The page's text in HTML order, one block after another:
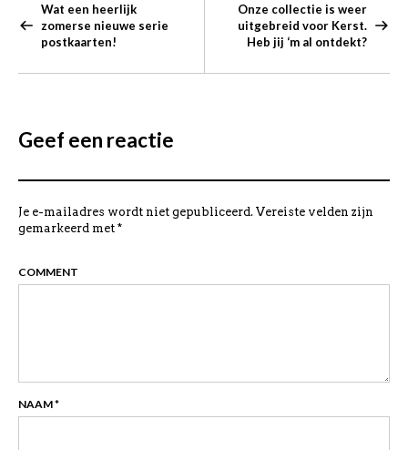
Wat een heerlijk
zomerse nieuwe serie
postkaarten!
Onze collectie is weer
uitgebreid voor Kerst.
Heb jij ‘m al ontdekt?
Geef een reactie
Je e-mailadres wordt niet gepubliceerd. Vereiste velden zijn
gemarkeerd met *
COMMENT
NAAM*